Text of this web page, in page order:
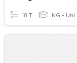
18 T KG - Uni